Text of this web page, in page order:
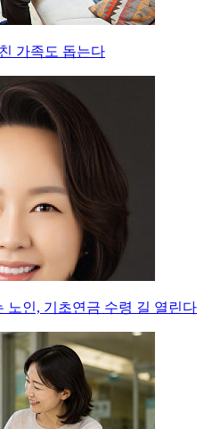
가족도 돕는다
노인, 기초연금 수령 길 열린다